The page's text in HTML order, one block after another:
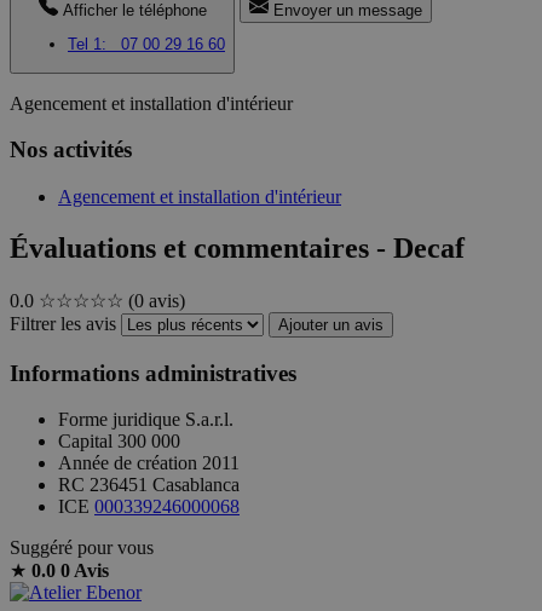
Afficher le téléphone
Tel 1:
07 00 29 16 60
Envoyer un message
Agencement et installation d'intérieur
Nos activités
Agencement et installation d'intérieur
Évaluations et commentaires - Decaf
0.0 ☆☆☆☆☆ (0 avis)
Filtrer les avis
Ajouter un avis
Informations administratives
Forme juridique S.a.r.l.
Capital 300 000
Année de création 2011
RC 236451 Casablanca
ICE 000339246000068
Suggéré pour vous
★ 0.0 0 Avis